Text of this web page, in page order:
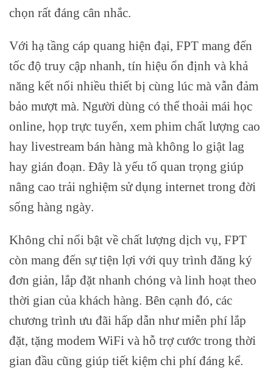
chọn rất đáng cân nhắc.
Với hạ tầng cáp quang hiện đại, FPT mang đến
tốc độ truy cập nhanh, tín hiệu ổn định và khả
năng kết nối nhiều thiết bị cùng lúc mà vẫn đảm
bảo mượt mà. Người dùng có thể thoải mái học
online, họp trực tuyến, xem phim chất lượng cao
hay livestream bán hàng mà không lo giật lag
hay gián đoạn. Đây là yếu tố quan trọng giúp
nâng cao trải nghiệm sử dụng internet trong đời
sống hàng ngày.
Không chỉ nổi bật về chất lượng dịch vụ, FPT
còn mang đến sự tiện lợi với quy trình đăng ký
đơn giản, lắp đặt nhanh chóng và linh hoạt theo
thời gian của khách hàng. Bên cạnh đó, các
chương trình ưu đãi hấp dẫn như miễn phí lắp
đặt, tặng modem WiFi và hỗ trợ cước trong thời
gian đầu cũng giúp tiết kiệm chi phí đáng kể.